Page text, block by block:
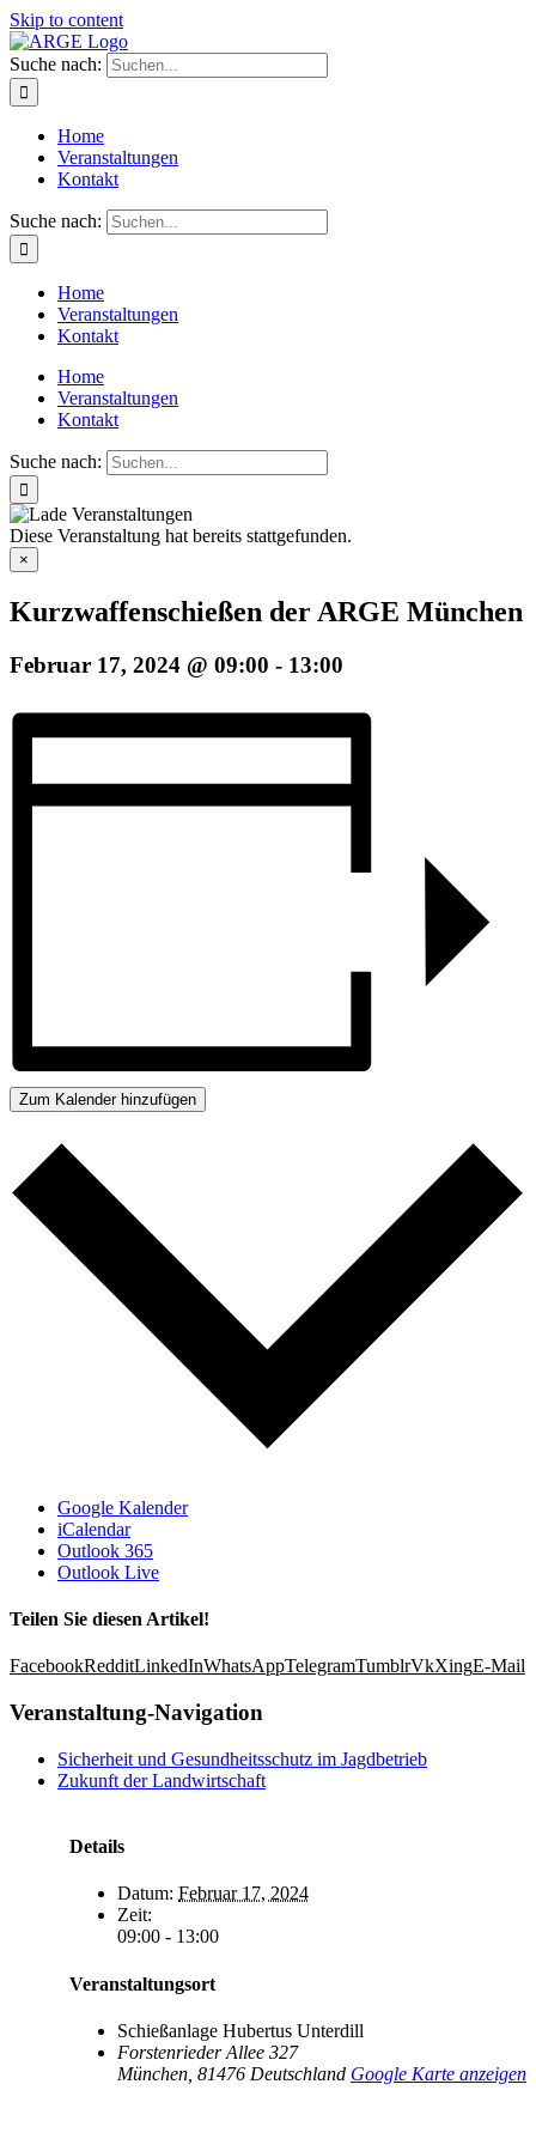
Skip to content
Suche nach:
Home
Veranstaltungen
Kontakt
Suche nach:
Home
Veranstaltungen
Kontakt
Home
Veranstaltungen
Kontakt
Suche nach:
Diese Veranstaltung hat bereits stattgefunden.
×
Kurzwaffenschießen der ARGE München
Februar 17, 2024 @ 09:00 - 13:00
Zum Kalender hinzufügen
Google Kalender
iCalendar
Outlook 365
Outlook Live
Teilen Sie diesen Artikel!
FacebookRedditLinkedInWhatsAppTelegramTumblrVkXingE-Mail
Veranstaltung-Navigation
Sicherheit und Gesundheitsschutz im Jagdbetrieb
Zukunft der Landwirtschaft
Details
Datum: Februar 17, 2024
Zeit:
09:00 - 13:00
Veranstaltungsort
Schießanlage Hubertus Unterdill
Forstenrieder Allee 327
München 81476 Deutschland Google Karte anzeigen